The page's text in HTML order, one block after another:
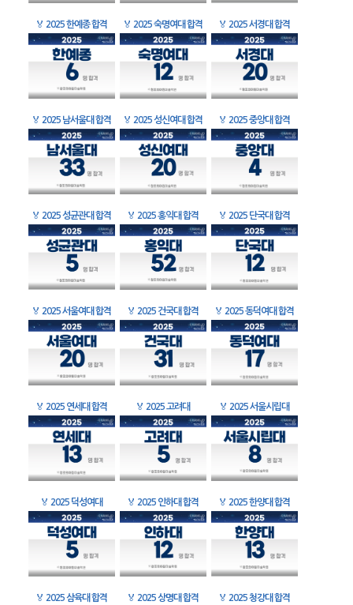
🏅 2025 한예종 합격 🏅 2025 숙명여대 합격 🏅 2025 서경대 합격
🏅 2025 남서울대 합격 🏅 2025 성신여대 합격 🏅 2025 중앙대 합격
🏅 2025 성균관대 합격 🏅 2025 홍익대 합격 🏅 2025 단국대 합격
🏅 2025 서울여대 합격 🏅 2025 건국대 합격 🏅 2025 동덕여대 합격
🏅 2025 연세대 합격 🏅 2025 고려대 🏅 2025 서울시립대
🏅 2025 덕성여대 🏅 2025 인하대 합격 🏅 2025 한양대 합격
🏅 2025 삼육대 합격 🏅 2025 상명대 합격 🏅 2025 청강대 합격